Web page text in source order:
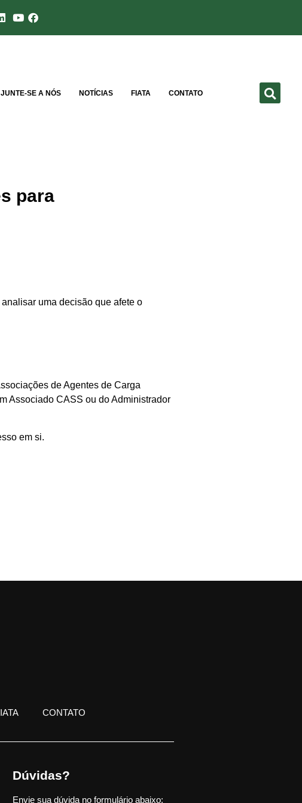
JUNTE-SE A NÓS NOTÍCIAS FIATA CONTATO
para
uma decisão que afete o
de Agentes de Carga
Associado CASS ou do Administrador
em si.
CONTATO
Dúvidas?
Envie sua dúvida no formulário abaixo: